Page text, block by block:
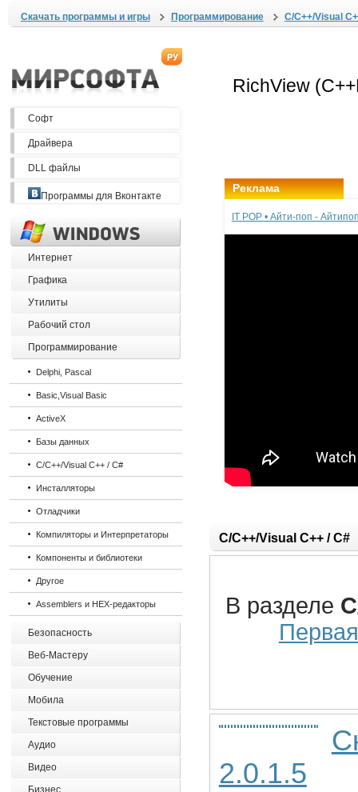
Скачать программы и игры Программирование C/C++/Visual
Софт
Драйвера
DLL файлы
Программы для Вконтакте
Интернет
Графика
Утилиты
Рабочий стол
Программирование
Delphi, Pascal
Basic,Visual Basic
ActiveX
Базы данных
C/C++/Visual C++ / C#
Инсталляторы
Отладчики
Компиляторы и Интерпретаторы
Компоненты и библиотеки
Другое
Assemblers и HEX-редакторы
Безопасность
Веб-Мастеру
Обучение
Мобила
Текстовые программы
Аудио
Видео
Бизнес
Реклама
IT POP • Айти-поп -
C/C++/Visual C++ / C#
В разделе
Первая
2.0.1.5